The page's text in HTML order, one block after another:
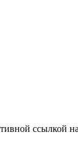
ссылкой